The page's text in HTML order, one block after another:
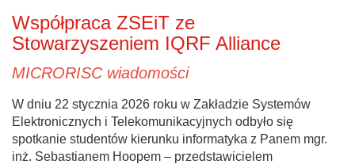
Współpraca ZSEiT ze
Stowarzyszeniem IQRF Alliance
MICRORISC wiadomości
W dniu 22 stycznia 2026 roku w Zakładzie Systemów
Elektronicznych i Telekomunikacyjnych odbyło się
spotkanie studentów kierunku informatyka z Panem mgr.
inż. Sebastianem Hoopem – przedstawicielem